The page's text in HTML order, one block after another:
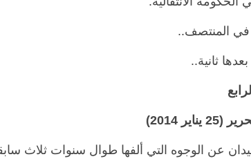
في المنتصف..
ثانية..
2014)
عن الوجوه التي ألفها طوال سنوات ثلاث